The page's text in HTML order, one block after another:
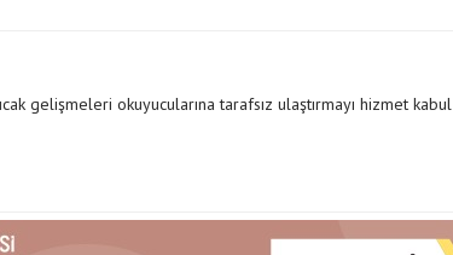
gelişmeleri okuyucularına tarafsız ulaştırmayı hizmet kabul